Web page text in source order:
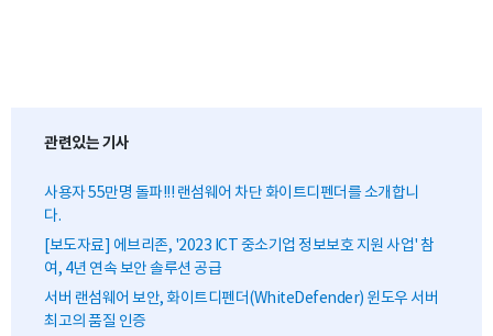
관련있는 기사
사용자 55만명 돌파!!! 랜섬웨어 차단 화이트디펜더를 소개합니
다.
[보도자료] 에브리존, '2023 ICT 중소기업 정보보호 지원 사업' 참
여, 4년 연속 보안 솔루션 공급
서버 랜섬웨어 보안, 화이트디펜더(WhiteDefender) 윈도우 서버
최고의 품질 인증